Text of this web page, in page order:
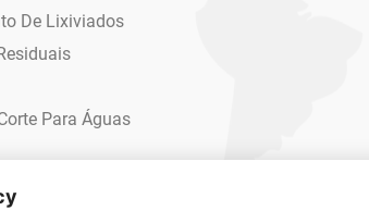
De Lixiviados
Para Águas